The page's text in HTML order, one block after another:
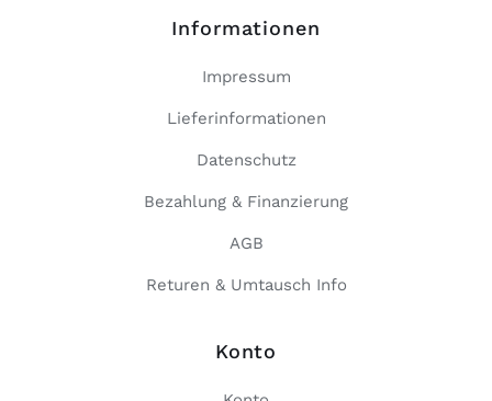
Informationen
Impressum
Lieferinformationen
Datenschutz
Bezahlung & Finanzierung
AGB
Returen & Umtausch Info
Konto